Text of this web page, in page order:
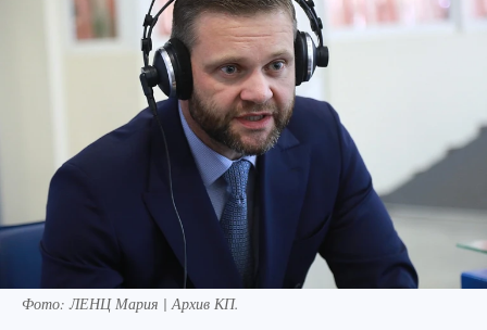
Фото:ЛЕНЦ Мария | Архив КП.